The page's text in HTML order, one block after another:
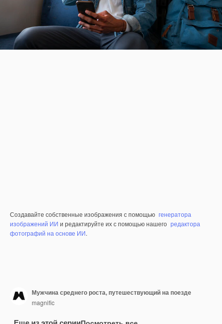
Создавайте собственные изображения с помощью генератора
изображений ИИ и редактируйте их с помощью нашего редактора
фотографий на основе ИИ.
Мужчина среднего роста, путешествующий на поезде
magnific